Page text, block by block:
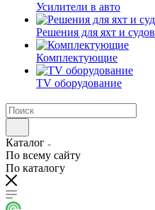
Усилители в авто
Решения для яхт и судов
Комплектующие
TV оборудование
Каталог
По всему сайту
По каталогу